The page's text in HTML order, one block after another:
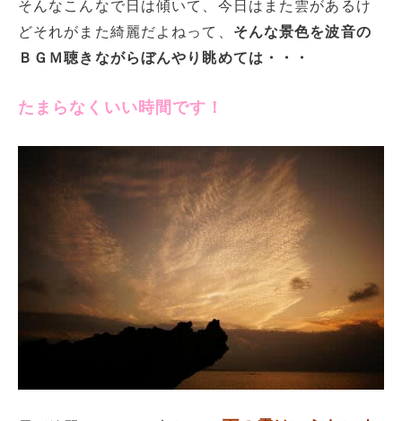
そんなこんなで日は傾いて、今日はまた雲があるけ
どそれがまた綺麗だよねって、 そんな景色を波音の
ＢＧＭ聴きながらぼんやり眺めては・・・
たまらなくいい時間です！